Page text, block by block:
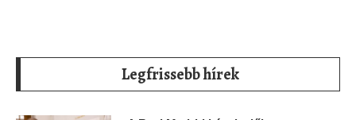
Legfrissebb hírek